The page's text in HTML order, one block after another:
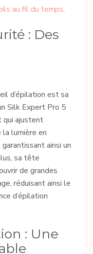
au fil du temps.
: Des
d’épilation est sa
Silk Expert Pro 5
qui ajustent
lumière en
ainsi un
sa tête
de grandes
réduisant ainsi le
d’épilation
: Une